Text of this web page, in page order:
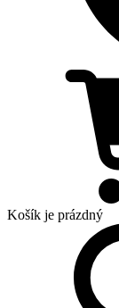
Košík je prázdný